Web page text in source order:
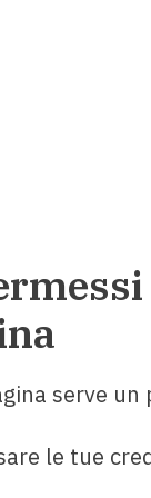
serve un
le tue